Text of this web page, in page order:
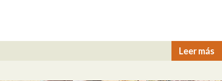
Leer más